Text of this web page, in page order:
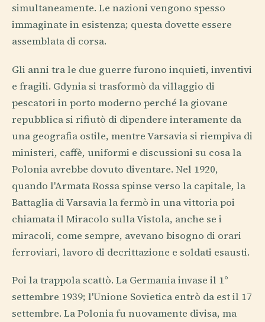
simultaneamente. Le nazioni vengono spesso
immaginate in esistenza; questa dovette essere
assemblata di corsa.
Gli anni tra le due guerre furono inquieti, inventivi
e fragili. Gdynia si trasformò da villaggio di
pescatori in porto moderno perché la giovane
repubblica si rifiutò di dipendere interamente da
una geografia ostile, mentre Varsavia si riempiva di
ministeri, caffè, uniformi e discussioni su cosa la
Polonia avrebbe dovuto diventare. Nel 1920,
quando l'Armata Rossa spinse verso la capitale, la
Battaglia di Varsavia la fermò in una vittoria poi
chiamata il Miracolo sulla Vistola, anche se i
miracoli, come sempre, avevano bisogno di orari
ferroviari, lavoro di decrittazione e soldati esausti.
Poi la trappola scattò. La Germania invase il 1°
settembre 1939; l'Unione Sovietica entrò da est il 17
settembre. La Polonia fu nuovamente divisa, ma